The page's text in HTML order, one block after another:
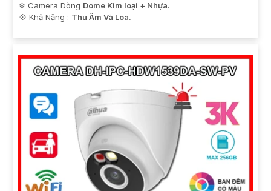
❄ Camera Dòng Dome Kim loại + Nhựa.
️💠 Khả Năng : Thu Âm Và Loa.